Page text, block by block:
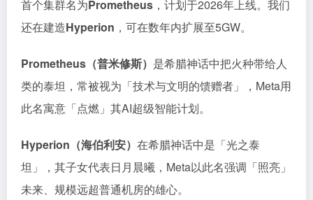
首个集群名为Prometheus ，计划于2026年上线。我们
还在建造Hyperion ，可在数年内扩展至5GW。
Prometheus（普米修斯） 是希腊神话中把火种带给人
类的泰坦，常被视为「技术与文明的馈赠者」，Meta用
此名寓意「点燃」其AI超级智能计划。
Hyperion（海伯利安） 在希腊神话中是「光之泰
坦」，其子女代表日月晨曦，Meta以此名强调「照亮」
未来、规模远超普通机房的雄心。